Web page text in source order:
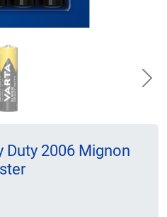
Duty 2006 Mignon